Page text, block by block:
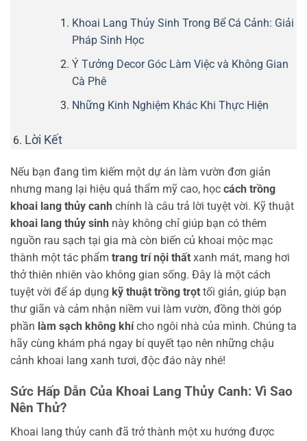
Khoai Lang Thủy Sinh Trong Bể Cá Cảnh: Giải
Pháp Sinh Học
Ý Tưởng Decor Góc Làm Việc và Không Gian
Cà Phê
Những Kinh Nghiệm Khác Khi Thực Hiện
Lời Kết
Nếu bạn đang tìm kiếm một dự án làm vườn đơn giản
nhưng mang lại hiệu quả thẩm mỹ cao, học cách trồng
khoai lang thủy canh chính là câu trả lời tuyệt vời. Kỹ thuật
khoai lang thủy sinh này không chỉ giúp bạn có thêm
nguồn rau sạch tại gia mà còn biến củ khoai mộc mạc
thành một tác phẩm trang trí nội thất xanh mát, mang hơi
thở thiên nhiên vào không gian sống. Đây là một cách
tuyệt vời để áp dụng kỹ thuật trồng trọt tối giản, giúp bạn
thư giãn và cảm nhận niềm vui làm vườn, đồng thời góp
phần làm sạch không khícho ngôi nhà của mình. Chúng ta
hãy cùng khám phá ngay bí quyết tạo nên những chậu
cảnh khoai lang xanh tươi, độc đáo này nhé!
Sức Hấp Dẫn Của Khoai Lang Thủy Canh: Vì Sao
Nên Thử?
Khoai lang thủy canh đã trở thành một xu hướng được